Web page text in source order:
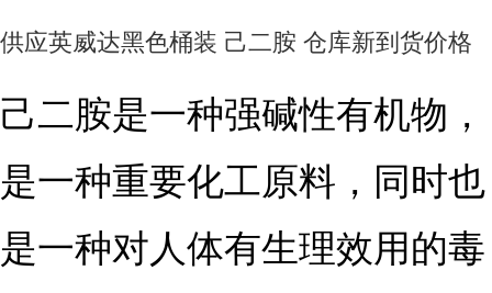
供应英威达黑色桶装 己二胺 仓库新到货价格
己二胺是一种强碱性有机物，
是一种重要化工原料，同时也
是一种对人体有生理效用的毒